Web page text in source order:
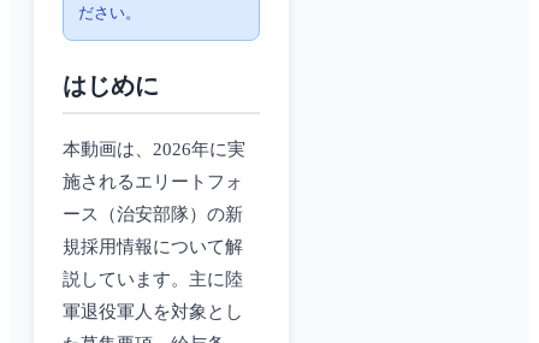
ださい。
はじめに
本動画は、2026年に実
施されるエリートフォ
ース（治安部隊）の新
規採用情報について解
説しています。主に陸
軍退役軍人を対象とし